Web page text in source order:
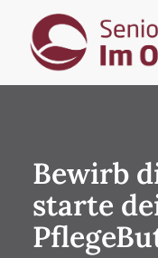
Inhalt
springen
Pflege & Wohnen
Leistungen
Bewirb
starte